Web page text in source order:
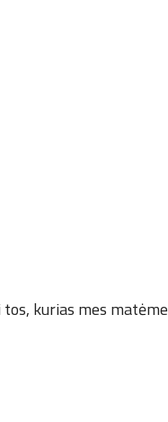
kurias mes matėme